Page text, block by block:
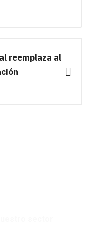
reemplaza al